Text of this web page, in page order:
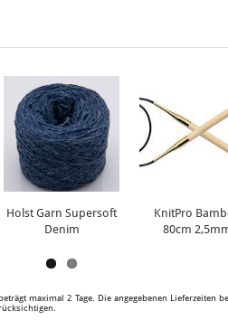
Holst Garn Supersoft
Denim
KnitPro
80cm
maximal 2 Tage. Die angegebenen Lieferzeiten